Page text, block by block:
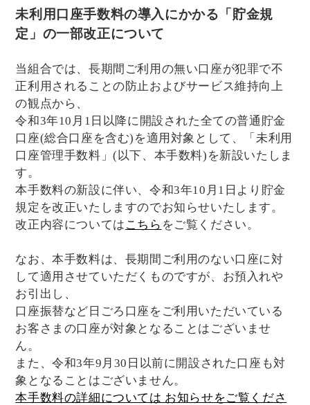
未利用口座手数料の導入にかかる「貯金規
定」の一部改正について
当組合では、長期間ご利用の無い口座が犯罪で不
正利用されることの防止およびサービス維持向上
の観点から、
令和3年10月1日以降に開設された全ての普通貯金
口座(総合口座を含む)を適用対象として、「未利用
口座管理手数料」(以下、本手数料)を新設いたしま
す。
本手数料の新設に伴い、令和3年10月1日より貯金
規定を改正いたしますのでお知らせいたします。
改正内容については こちら をご覧ください。
なお、本手数料は、長期間ご利用のない口座に対
して適用させていただくものですが、お預入れや
お引出し、
口座振替など日ごろ口座をご利用いただいている
お客さまの口座が対象となることはございませ
ん。
また、令和3年9月30日以前に開設された口座も対
象となることはございません。
本手数料の詳細については お知らせをご覧くださ